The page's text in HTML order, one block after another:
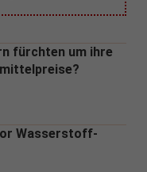
fürchten um ihre
Wasserstoff-